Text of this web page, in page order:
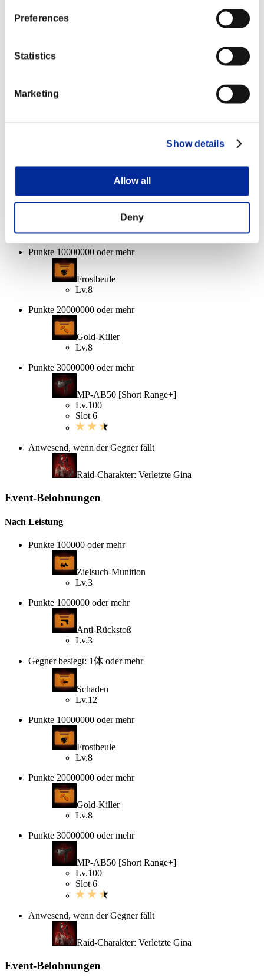
Preferences
Statistics
Marketing
Show details
Allow all
Deny
Nach Leistung
Lv.12
Punkte 10000000 oder mehr
Frostbeule
Lv.8
Punkte 20000000 oder mehr
Gold-Killer
Lv.8
Punkte 30000000 oder mehr
MP-AB50 [Short Range+]
Lv.100
Slot 6
Anwesend, wenn der Gegner fällt
Raid-Charakter: Verletzte Gina
Event-Belohnungen
Nach Leistung
Punkte 100000 oder mehr
Zielsuch-Munition
Lv.3
Punkte 1000000 oder mehr
Anti-Rückstoß
Lv.3
Gegner besiegt: 1体 oder mehr
Schaden
Lv.12
Punkte 10000000 oder mehr
Frostbeule
Lv.8
Punkte 20000000 oder mehr
Gold-Killer
Lv.8
Punkte 30000000 oder mehr
MP-AB50 [Short Range+]
Lv.100
Slot 6
Anwesend, wenn der Gegner fällt
Raid-Charakter: Verletzte Gina
Event-Belohnungen